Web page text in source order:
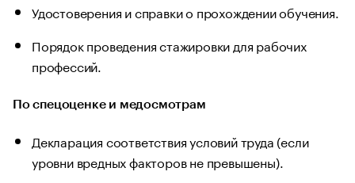
Удостоверения и справки о прохождении обучения.
Порядок проведения стажировки для рабочих
профессий.
По спецоценке и медосмотрам
Декларация соответствия условий труда (если
уровни вредных факторов не превышены).